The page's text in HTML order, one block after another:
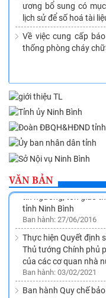
ương bổ sung có
lịch sử để số hoá tài
Về việc cung cấp
thống phòng cháy
VĂN BẢN
Phê duyệt Quy hoạch
tỉnh Ninh Bình đến
Ban hành: 26/11/2015
Về việc ban hành
tín ngưỡng, tôn giáo
tỉnh Ninh Bình
Ban hành: 27/06/2016
Thực hiện Quyết định
Thủ tướng Chính phủ
của các cơ quan nhà
Ban hành: 03/02/2021
Ban hành Quy chế